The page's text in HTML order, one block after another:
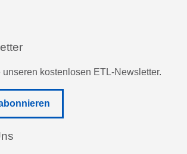
kostenlosen ETL-Newsletter.